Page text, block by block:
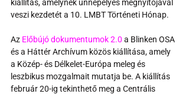
kiállítás, amelynek ünnepélyes megnyitójával
veszi kezdetét a 10. LMBT Történeti Hónap.
Az Előbújó dokumentumok 2.0 a Blinken OSA
és a Háttér Archívum közös kiállítása, amely
a Közép- és Délkelet-Európa meleg és
leszbikus mozgalmait mutatja be. A kiállítás
február 20-ig tekinthető meg a Centrális